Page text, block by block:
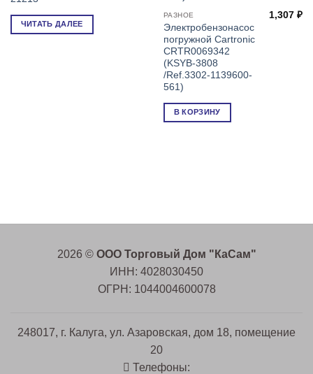
ЧИТАТЬ ДАЛЕЕ
РАЗНОЕ
Электробензонасос
погружной Cartronic
CRTR0069342
(KSYB-3808
/Ref.3302-1139600-
561)
1,307₽
В КОРЗИНУ
2026 © ООО Торговый Дом "КаСам"
ИНН: 4028030450
ОГРН: 1044004600078
248017, г. Калуга, ул. Азаровская, дом 18, помещение
20
Телефоны: